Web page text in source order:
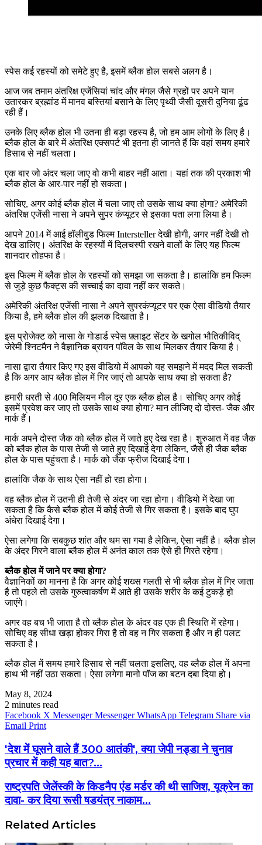
स्पेस कई रहस्यों को समेटे हुए है, इसमें ब्लैक होल सबसे अलग है।
आज जब तमाम अंतरिक्ष एजेंसियां चांद और मंगल जैसे ग्रहों पर अपने यान
उतारकर ब्रह्मांड में मानव बस्तियां बसाने के लिए पृथ्वी जैसी दूसरी दुनिया ढूंढ
रही हैं।
उनके लिए ब्लैक होल भी उतना ही बड़ा रहस्य है, जो हम आम लोगों के लिए है।
ब्लैक होल के बारे में अंतरिक्ष एक्सपर्ट भी इतना ही जानते हैं कि वहां समय हमारे
हिसाब से नहीं चलता।
एक बार जो अंदर चला जाए वो कभी बाहर नहीं आता। यहां तक की प्रकाश भी
ब्लैक होल के आर-पार नहीं हो सकता।
सोचिए, अगर कोई ब्लैक होल में चला जाए तो उसके साथ क्या होगा? अमेरिकी
अंतरिक्ष एजेंसी नासा ने अपने सुपर कंप्यूटर से इसका पता लगा लिया है।
आपने 2014 में आई हॉलीवुड फिल्म Intersteller देखी होगी, अगर नहीं देखी तो
देख डालिए। अंतरिक्ष के रहस्यों में दिलचस्पी रखने वालों के लिए यह फिल्म
शानदार तोहफा है।
इस फिल्म में ब्लैक होल के रहस्यों को समझा जा सकता है। हालांकि हम फिल्म
से जुड़े कुछ फैक्ट्स की सच्चाई का दावा नहीं कर सकते।
अमेरिकी अंतरिक्ष एजेंसी नासा ने अपने सुपरकंप्यूटर पर एक ऐसा वीडियो तैयार
किया है, हमे ब्लैक होल की झलक दिखाता है।
इस प्रोजेक्ट को नासा के गोडार्ड स्पेस फ़्लाइट सेंटर के खगोल भौतिकीविद्
जेरेमी श्निटमैन ने वैज्ञानिक ब्रायन पॉवेल के साथ मिलकर तैयार किया है।
नासा द्वारा तैयार किए गए इस वीडियो में आपको यह समझने में मदद मिल सकती
है कि अगर आप ब्लैक होल में गिर जाएं तो आपके साथ क्या हो सकता है?
हमारी धरती से 400 मिलियन मील दूर एक ब्लैक होल है। सोचिए अगर कोई
इसमें प्रवेश कर जाए तो उसके साथ क्या होगा? मान लीजिए दो दोस्त- जैक और
मार्क हैं।
मार्क अपने दोस्त जैक को ब्लैक होल में जाते हुए देख रहा है। शुरुआत में वह जैक
को ब्लैक होल के पास तेजी से जाते हुए दिखाई देगा लेकिन, जैसे ही जैक ब्लैक
होल के पास पहुंचता है। मार्क को जैक फ्रीज दिखाई देगा।
हालांकि जैक के साथ ऐसा नहीं हो रहा होगा।
वह ब्लैक होल में उतनी ही तेजी से अंदर जा रहा होगा। वीडियो में देखा जा
सकता है कि कैसे ब्लैक होल में कोई तेजी से गिर सकता है। इसके बाद घुप
अंधेरा दिखाई देगा।
ऐसा लगेगा कि सबकुछ शांत और थम सा गया है लेकिन, ऐसा नहीं है। ब्लैक होल
के अंदर गिरने वाला ब्लैक होल में अनंत काल तक ऐसे ही गिरते रहेगा।
ब्लैक होल में जाने पर क्या होगा?
वैज्ञानिकों का मानना है कि अगर कोई शख्स गलती से भी ब्लैक होल में गिर जाता
है तो पहले तो उसके गुरुत्वाकर्षण में आते ही उसके शरीर के कई टुकड़े हो
जाएंगे।
अगर वह बच भी जाता है तो ब्लैक होल के अंदर वह एक ही स्थिति में रहेगा।
सोचिए वह सीधा खड़ा होकर गिरा है तो वह न गिर सकता है और न ही पलट
सकता है।
ब्लैक होल में समय हमारे हिसाब से नहीं चलता इसलिए, वह ब्लैक होल में अपना
हाथ भी नहीं उठा सकता। ऐसा लगेगा मानो पॉज का बटन दबा दिया हो।
May 8, 2024
2 minutes read
Facebook X Messenger Messenger WhatsApp Telegram Share via
Email Print
'देश में घूसने वाले हैं 300 आतंकी', क्या जेपी नड्डा ने चुनाव
प्रचार में कही यह बात?...
राष्ट्रपति जेलेंस्की के किडनैप एंड मर्डर की थी साजिश, यूक्रेन का
दावा- कर दिया रूसी षडयंत्र नाकाम...
Related Articles